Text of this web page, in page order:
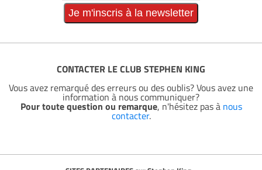
CONTACTER LE CLUB STEPHEN KING
Vous avez remarqué des erreurs ou des oublis? Vous avez une
information à nous communiquer?
Pour toute question ou remarque, n'hésitez pas à nous
contacter.